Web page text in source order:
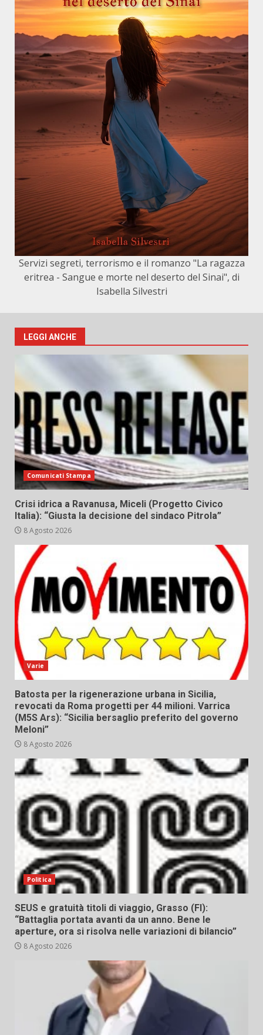
Servizi segreti, terrorismo e il romanzo "La ragazza
eritrea - Sangue e morte nel deserto del Sinai", di
Isabella Silvestri
LEGGI ANCHE
Comunicati Stampa
Crisi idrica a Ravanusa, Miceli (Progetto Civico
Italia): “Giusta la decisione del sindaco Pitrola”
8 Agosto 2026
Varie
Batosta per la rigenerazione urbana in Sicilia,
revocati da Roma progetti per 44 milioni. Varrica
(M5S Ars): “Sicilia bersaglio preferito del governo
Meloni”
8 Agosto 2026
Politica
SEUS e gratuità titoli di viaggio, Grasso (FI):
“Battaglia portata avanti da un anno. Bene le
aperture, ora si risolva nelle variazioni di bilancio”
8 Agosto 2026